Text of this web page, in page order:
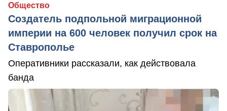
Общество
Создатель подпольной миграционной
империи на 600 человек получил срок на
Ставрополье
Оперативники рассказали, как действовала
банда